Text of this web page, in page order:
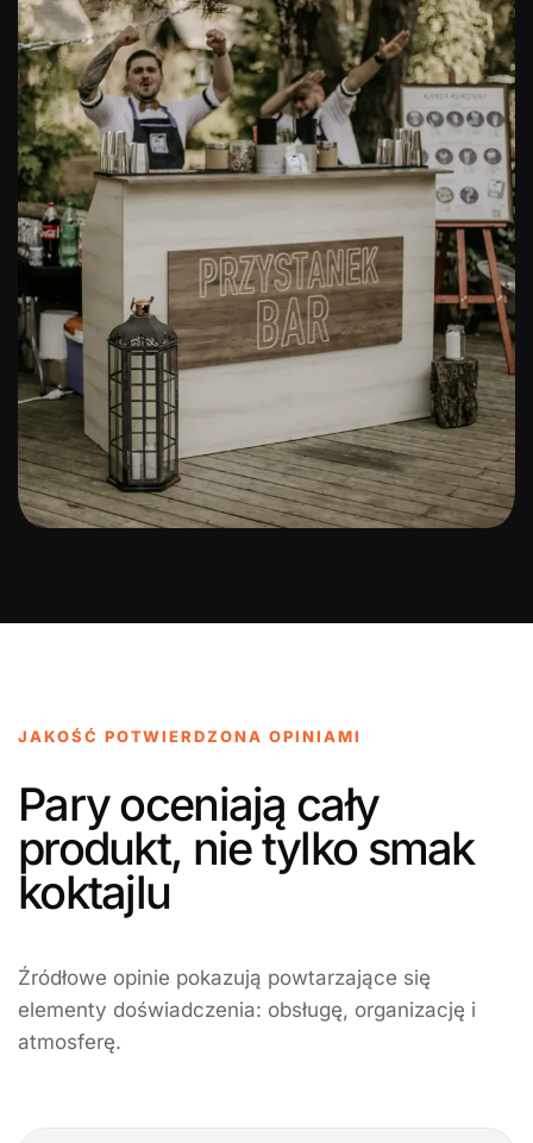
JAKOŚĆ POTWIERDZONA OPINIAMI
Pary oceniają cały
produkt, nie tylko smak
koktajlu
Źródłowe opinie pokazują powtarzające się
elementy doświadczenia: obsługę, organizację i
atmosferę.